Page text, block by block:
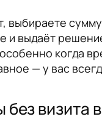
выбираете
и выдаёт
когда
— у вас
визита